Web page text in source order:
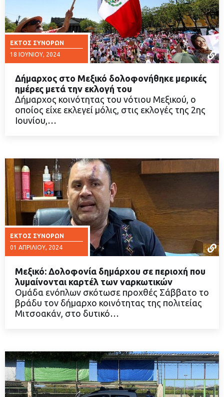
ΕΚΤΌΣ ΣΥΝΌΡΩΝ
18 ΙΟΥΝΊΟΥ, 2024
ΔΙΑΒΑΣΤΕ ΠΕΡΙΣΣΟΤΕΡΑ
Δήμαρχος στο Μεξικό δολοφονήθηκε μερικές
ημέρες μετά την εκλογή του
Δήμαρχος κοινότητας του νότιου Μεξικού, ο
οποίος είχε εκλεγεί μόλις, στις εκλογές της 2ης
Ιουνίου,…
ΕΚΤΌΣ ΣΥΝΌΡΩΝ
01 ΑΠΡΙΛΊΟΥ, 2024
ΔΙΑΒΑΣΤΕ ΠΕΡΙΣΣΟΤΕΡΑ
Μεξικό: Δολοφονία δημάρχου σε περιοχή που
λυμαίνονται καρτέλ των ναρκωτικών
Ομάδα ενόπλων σκότωσε προχθές Σάββατο το
βράδυ τον δήμαρχο κοινότητας της πολιτείας
Μιτσοακάν, στο δυτικό…